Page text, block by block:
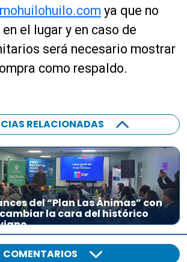
ya que no
el lugar y en caso de
será necesario mostrar
como respaldo.
RELACIONADAS
del “Plan Las Ánimas” con
la cara del histórico
COMENTARIOS